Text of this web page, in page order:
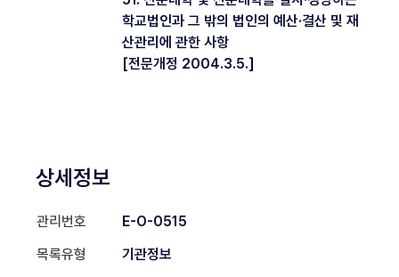
학교법인과 그 밖의 법인의 예산·결산 및 재
산관리에 관한 사항
[전문개정 2004.3.5.]
상세정보
관리번호
E-O-0515
목록유형
기관정보